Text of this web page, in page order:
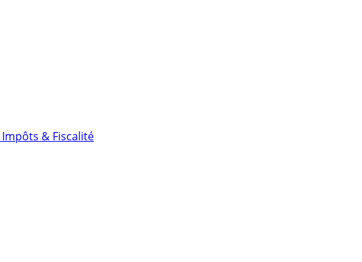
Impôts & Fiscalité